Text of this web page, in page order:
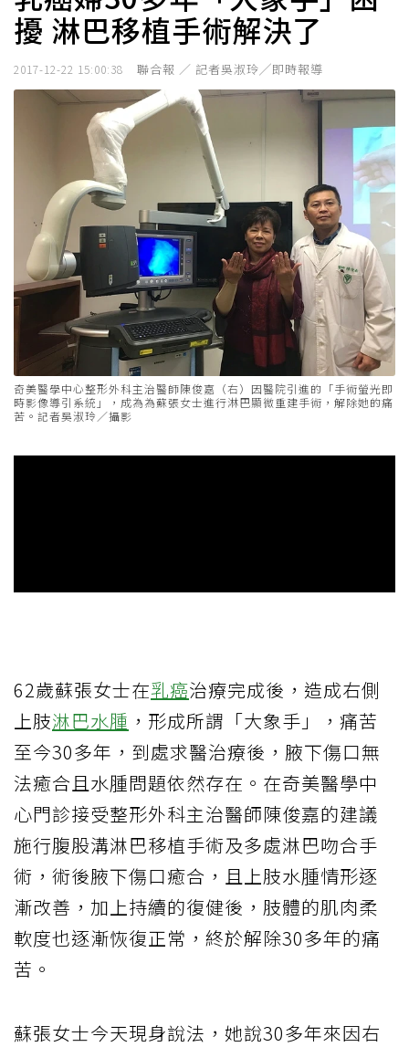
擾 淋巴移植手術解決了
2017-12-22 15:00:38 聯合報 ／ 記者吳淑玲╱即時報導
奇美醫學中心整形外科主治醫師陳俊嘉（右）因醫院引進的「手術螢光即
時影像導引系統」，成為為蘇張女士進行淋巴顯微重建手術，解除她的痛
苦。記者吳淑玲／攝影
62歲蘇張女士在乳癌治療完成後，造成右側
上肢淋巴水腫 ，形成所謂「大象手」，痛苦
至今30多年，到處求醫治療後，腋下傷口無
法癒合且水腫問題依然存在。在奇美醫學中
心門診接受整形外科主治醫師陳俊嘉的建議
施行腹股溝淋巴移植手術及多處淋巴吻合手
術，術後腋下傷口癒合，且上肢水腫情形逐
漸改善，加上持續的復健後，肢體的肌肉柔
軟度也逐漸恢復正常，終於解除30多年的痛
苦。
蘇張女士今天現身說法，她說30多年來因右